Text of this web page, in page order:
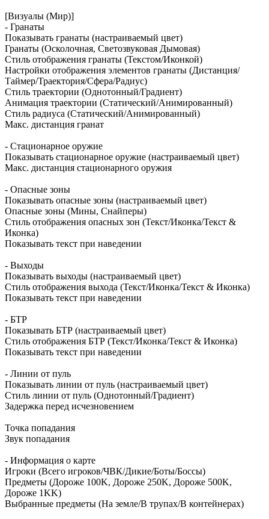
[Визуалы (Мир)]
- Гранаты
Показывать гранаты (настраиваемый цвет)
Гранаты (Осколочная, Светозвуковая Дымовая)
Стиль отображения гранаты (Текстом/Иконкой)
Настройки отображения элементов гранаты (Дистанция/
Таймер/Траектория/Сфера/Радиус)
Стиль траектории (Однотонный/Градиент)
Анимация траектории (Статический/Анимированный)
Стиль радиуса (Статический/Анимированный)
Макс. дистанция гранат
- Стационарное оружие
Показывать стационарное оружие (настраиваемый цвет)
Макс. дистанция стационарного оружия
- Опасные зоны
Показывать опасные зоны (настраиваемый цвет)
Опасные зоны (Мины, Снайперы)
Стиль отображения опасных зон (Текст/Иконка/Текст &
Иконка)
Показывать текст при наведении
- Выходы
Показывать выходы (настраиваемый цвет)
Стиль отображения выхода (Текст/Иконка/Текст & Иконка)
Показывать текст при наведении
- БТР
Показывать БТР (настраиваемый цвет)
Стиль отображения БТР (Текст/Иконка/Текст & Иконка)
Показывать текст при наведении
- Линии от пуль
Показывать линии от пуль (настраиваемый цвет)
Стиль линии от пуль (Однотонный/Градиент)
Задержка перед исчезновением
Точка попадания
Звук попадания
- Информация о карте
Игроки (Всего игроков/ЧВК/Дикие/Боты/Боссы)
Предметы (Дороже 100K, Дороже 250K, Дороже 500K,
Дороже 1KK)
Выбранные предметы (На земле/В трупах/В контейнерах)